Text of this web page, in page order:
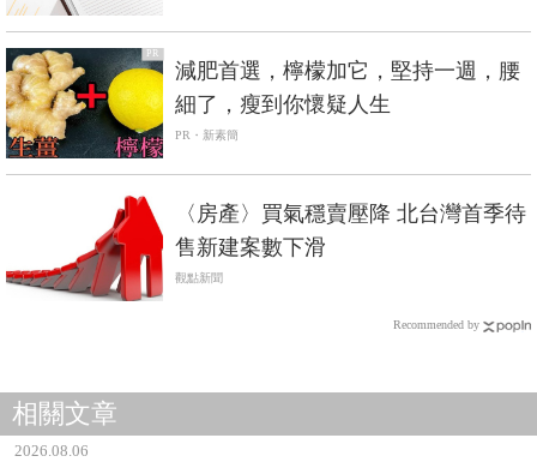
PR
減肥首選，檸檬加它，堅持一週，腰
細了，瘦到你懷疑人生
PR・新素簡
〈房產〉買氣穩賣壓降 北台灣首季待
售新建案數下滑
觀點新聞
Recommended by
相關文章
2026.08.06